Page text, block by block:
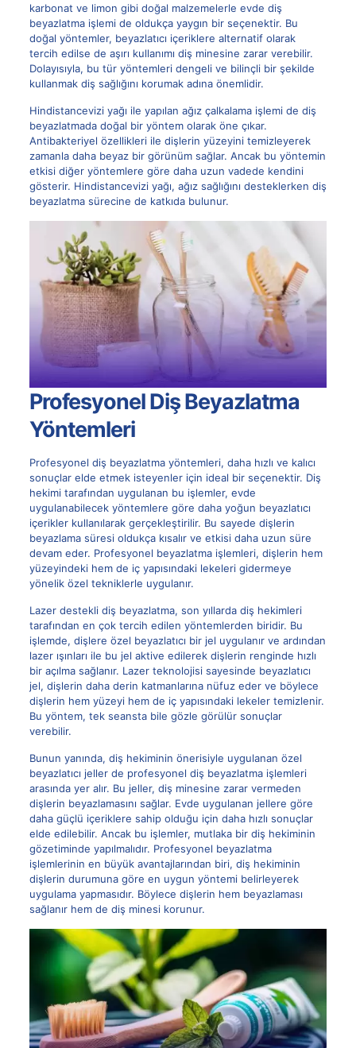
karbonat ve limon gibi doğal malzemelerle evde diş
beyazlatma işlemi de oldukça yaygın bir seçenektir. Bu
doğal yöntemler, beyazlatıcı içeriklere alternatif olarak
tercih edilse de aşırı kullanımı diş minesine zarar verebilir.
Dolayısıyla, bu tür yöntemleri dengeli ve bilinçli bir şekilde
kullanmak diş sağlığını korumak adına önemlidir.
Hindistancevizi yağı ile yapılan ağız çalkalama işlemi de diş
beyazlatmada doğal bir yöntem olarak öne çıkar.
Antibakteriyel özellikleri ile dişlerin yüzeyini temizleyerek
zamanla daha beyaz bir görünüm sağlar. Ancak bu yöntemin
etkisi diğer yöntemlere göre daha uzun vadede kendini
gösterir. Hindistancevizi yağı, ağız sağlığını desteklerken diş
beyazlatma sürecine de katkıda bulunur.
Profesyonel Diş Beyazlatma
Yöntemleri
Profesyonel diş beyazlatma yöntemleri, daha hızlı ve kalıcı
sonuçlar elde etmek isteyenler için ideal bir seçenektir. Diş
hekimi tarafından uygulanan bu işlemler, evde
uygulanabilecek yöntemlere göre daha yoğun beyazlatıcı
içerikler kullanılarak gerçekleştirilir. Bu sayede dişlerin
beyazlama süresi oldukça kısalır ve etkisi daha uzun süre
devam eder. Profesyonel beyazlatma işlemleri, dişlerin hem
yüzeyindeki hem de iç yapısındaki lekeleri gidermeye
yönelik özel tekniklerle uygulanır.
Lazer destekli diş beyazlatma, son yıllarda diş hekimleri
tarafından en çok tercih edilen yöntemlerden biridir. Bu
işlemde, dişlere özel beyazlatıcı bir jel uygulanır ve ardından
lazer ışınları ile bu jel aktive edilerek dişlerin renginde hızlı
bir açılma sağlanır. Lazer teknolojisi sayesinde beyazlatıcı
jel, dişlerin daha derin katmanlarına nüfuz eder ve böylece
dişlerin hem yüzeyi hem de iç yapısındaki lekeler temizlenir.
Bu yöntem, tek seansta bile gözle görülür sonuçlar
verebilir.
Bunun yanında, diş hekiminin önerisiyle uygulanan özel
beyazlatıcı jeller de profesyonel diş beyazlatma işlemleri
arasında yer alır. Bu jeller, diş minesine zarar vermeden
dişlerin beyazlamasını sağlar. Evde uygulanan jellere göre
daha güçlü içeriklere sahip olduğu için daha hızlı sonuçlar
elde edilebilir. Ancak bu işlemler, mutlaka bir diş hekiminin
gözetiminde yapılmalıdır. Profesyonel beyazlatma
işlemlerinin en büyük avantajlarından biri, diş hekiminin
dişlerin durumuna göre en uygun yöntemi belirleyerek
uygulama yapmasıdır. Böylece dişlerin hem beyazlaması
sağlanır hem de diş minesi korunur.